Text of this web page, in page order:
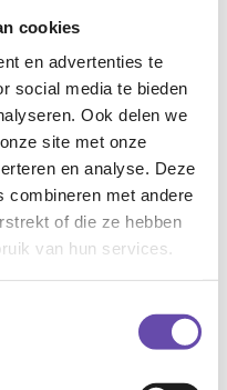
cookies
en advertenties te
social media te bieden
Ook delen we
site met onze
en analyse. Deze
combineren met andere
of die ze hebben
van hun services.